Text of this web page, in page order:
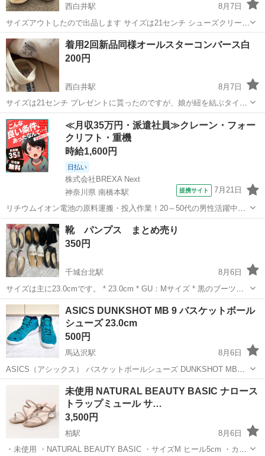
西白井駅
8月7日
サイズアウトしたので出品します サイズは21センチ シューズクリーニ
ング済みです。 気に入ってはいていたので使用感は少しありますが ソ
ウルの汚れや減りは少ないと思います。 几帳面な方はおやめください
ちなみにセカストで別の...
千葉 白井市 西白井駅 靴
着用2回新品同様オールスターコンバース白
200円
西白井駅
8月7日
サイズは21センチ プレゼントに貰ったのですが、娘が紐を結ぶタイプ
が好きではなく…全く履かずサイズアウトしました。 ソウルも綺麗で
すし、全くすり減ってません いちおうシューズクリーニング済みなの
ですぐご使用可能です 8/7...
千葉 白井市 西白井駅 靴
≪月収35万円・派遣社員≫クレーン・フォー
クリフト・重機
時給1,600円
日払い
株式会社BREXA Next
神奈川県 南橋本駅
提携サイト 7月21日
リチウムイオン電池の原料運搬・投入作業！20～50代の男性活躍中★
ワンルーム寮完備！赴任旅費会社負担！年間休日130日★フォークリフ
ト免許お持ちの方、活躍中！就業先食堂利用可★《神奈川県相模原
市》 人気の工場のお仕事 ◇電...
神奈川 相模原市 南橋本駅 その他
靴 パンプス まとめ売り
350円
千城台北駅
8月6日
サイズは主に23.0cmです。 * 23.0cm * GU：Mサイズ * 黒のブーツ：S
サイズ 汚れや使用感がありますので、写真をご確認の上、ご理解いた
だける方のみお願いいたします。 まとめてお譲りしたいため、バラ売
千葉 千葉市
ASICS DUNKSHOT MB 9 バスケットボール
シューズ 23.0cm
500円
馬込沢駅
8月6日
ASICS（アシックス） バスケットボールシューズ DUNKSHOT MB
9（1064A006） サイズ 23.0cm のジュニア用バッシュです。 約半年間
使用しました。 出品前に簡易クリーニング済みです。 【状態】 ...
馬込沢駅
未使用 NATURAL BEAUTY BASIC ナロース
トラップミュール サ…
3,500円
柏駅
8月6日
・未使用 ・NATURAL BEAUTY BASIC ・サイズM ヒール5cm ・カラ